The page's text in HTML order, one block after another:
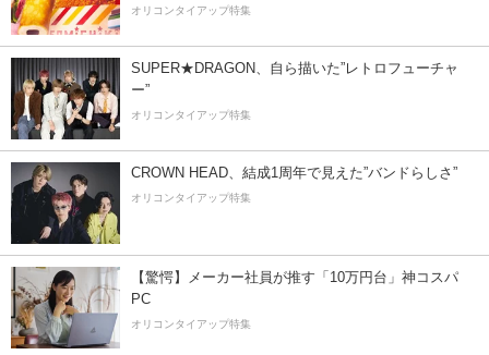
オリコンタイアップ特集
SUPER★DRAGON、自ら描いた”レトロフューチャ
ー”
オリコンタイアップ特集
CROWN HEAD、結成1周年で見えた”バンドらしさ”
オリコンタイアップ特集
【驚愕】メーカー社員が推す「10万円台」神コスパ
PC
オリコンタイアップ特集